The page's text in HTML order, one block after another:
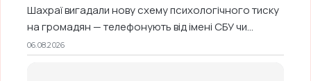
Шахраї вигадали нову схему психологічного тиску
на громадян — телефонують від імені СБУ чи...
06.08.2026